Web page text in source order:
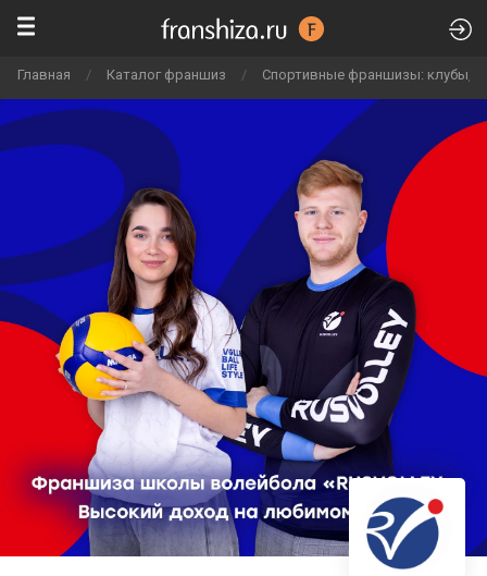
Главная / Каталог франшиз / Спортивные франшизы: клубы,